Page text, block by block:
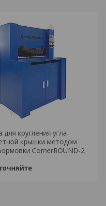
кругления угла
крышки методом
CornerROUND-2